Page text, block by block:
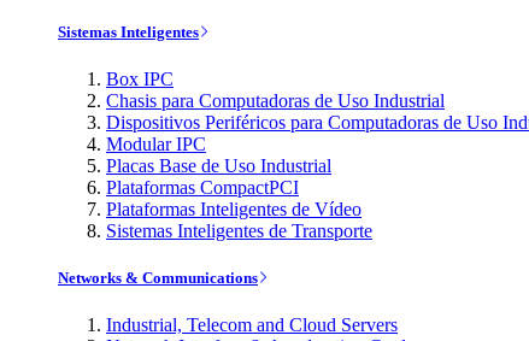
Sistemas Inteligentes
Box IPC
Chasis para Computadoras de Uso Industrial
Dispositivos Periféricos para Computadoras de Uso
Modular IPC
Placas Base de Uso Industrial
Plataformas CompactPCI
Plataformas Inteligentes de Vídeo
Sistemas Inteligentes de Transporte
Networks & Communications
Industrial, Telecom and Cloud Servers